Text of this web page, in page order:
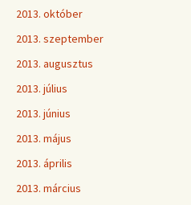
2013. október
2013. szeptember
2013. augusztus
2013. július
2013. június
2013. május
2013. április
2013. március